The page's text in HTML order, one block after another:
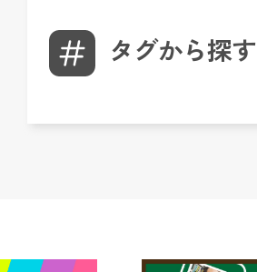
タグから探す